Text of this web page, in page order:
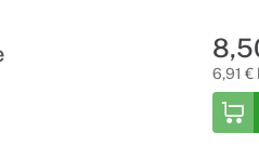
dizajnom, materiálom jemným
6,91 €